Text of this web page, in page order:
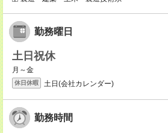
勤務曜日
土日祝休
月～金
休日休暇 土日(会社カレンダー)
勤務時間